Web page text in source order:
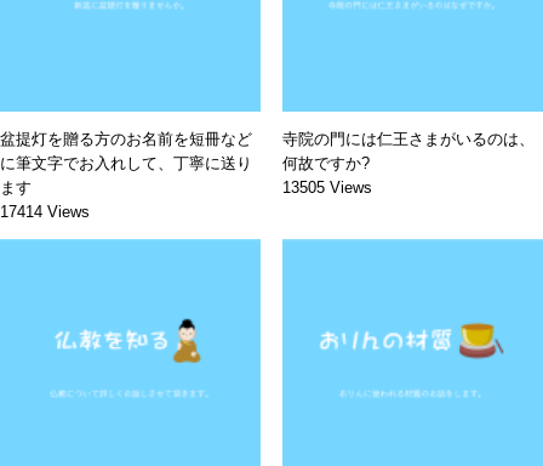
盆提灯を贈る方のお名前を短冊など
に筆文字でお入れして、丁寧に送り
ます
17414 Views
寺院の門には仁王さまがいるのは、
何故ですか?
13505 Views